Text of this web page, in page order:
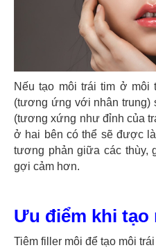
Nếu tạo môi trái tim ở
(tương ứng với nhân trung)
(tương xứng như đỉnh của
ở hai bên có thể sẽ được
tương phản giữa các thùy,
gợi cảm hơn.
Ưu điểm khi tạo
Tiêm filler môi để tạo môi